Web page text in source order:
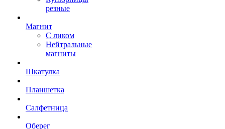
резные
Магнит
С ликом
Нейтральные
магниты
Шкатулка
Планшетка
Салфетница
Оберег